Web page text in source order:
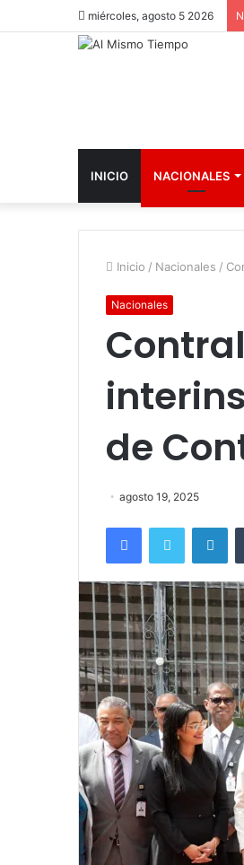
miércoles, agosto 5 2026
INICIO NACIONALES
Inicio / Nacionales /
Nacionales
de
agosto 19, 2025
FacebookTwitter